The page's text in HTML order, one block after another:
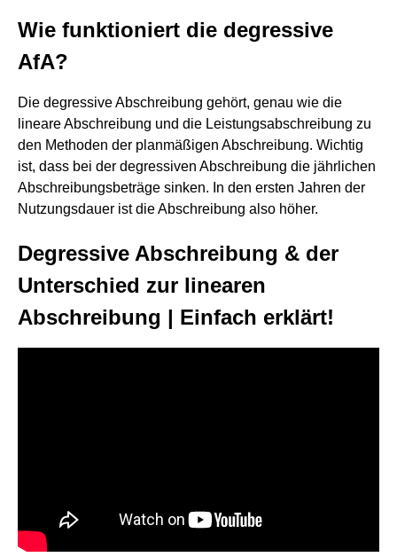
Wie funktioniert die degressive
AfA?
Die degressive Abschreibung gehört, genau wie die
lineare Abschreibung und die Leistungsabschreibung zu
den Methoden der planmäßigen Abschreibung. Wichtig
ist, dass bei der degressiven Abschreibung die jährlichen
Abschreibungsbeträge sinken. In den ersten Jahren der
Nutzungsdauer ist die Abschreibung also höher.
Degressive Abschreibung & der
Unterschied zur linearen
Abschreibung | Einfach erklärt!